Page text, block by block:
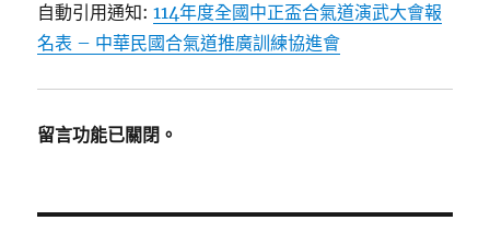
自動引用通知:114年度全國中正盃合氣道演武大會報
名表 – 中華民國合氣道推廣訓練協進會
留言功能已關閉。